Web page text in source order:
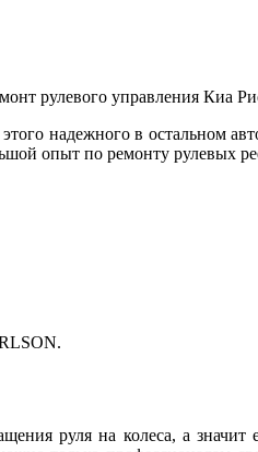
рулевого управления Киа
надежного в остальном
опыт по ремонту рулевых
руля на колеса, а значит